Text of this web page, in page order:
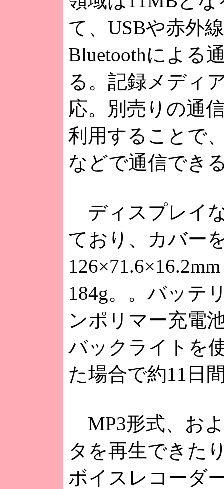
て、USBや赤外
Bluetoothによる
る。記録メディ
応。別売りの通
利用することで
などで通信でき
ディスプレイ
ており、カバー
184g。。バッテ
ンポリマー充電
バックライトを
た場合で約11日
MP3形式、お
タを再生できた
ボイスレコーダ